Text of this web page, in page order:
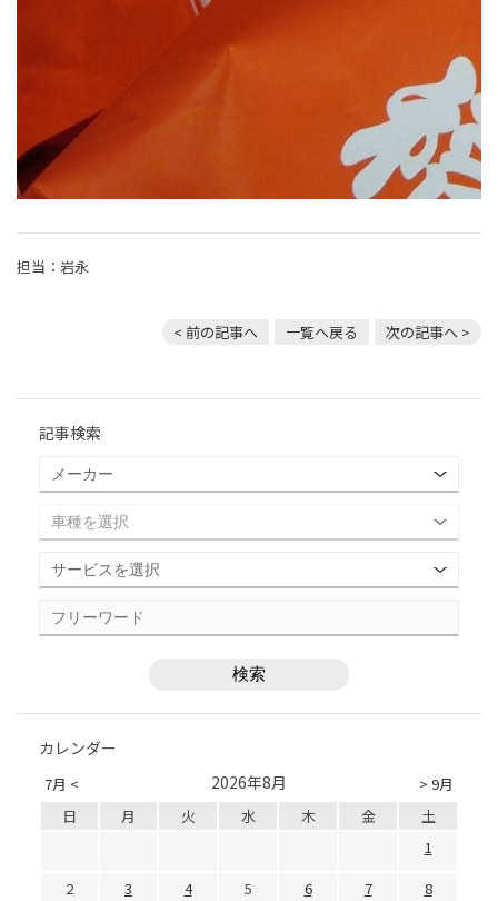
担当：岩永
< 前の記事へ 一覧へ戻る 次の記事へ >
記事検索
カレンダー
7月 < > 9月
2026年8月
日 月 火 水 木 金
土
1
2
3 4 5 6 7
8